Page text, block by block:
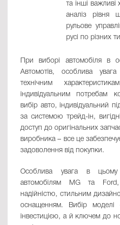
та інші
аналіз рівня
рульове
русі по різних
При виборі автомобіля в
Автомотів, особлива
технічним
індивідуальним потребам
вибір авто, індивідуальний
за системою трейд-ін,
доступ до оригінальних
виробника – все це
задоволення від покупки.
Особлива увага в цьому
автомобілям MG та
надійністю, стильним
оснащенням. Вибір моделі
інвестицією, а й ключем до